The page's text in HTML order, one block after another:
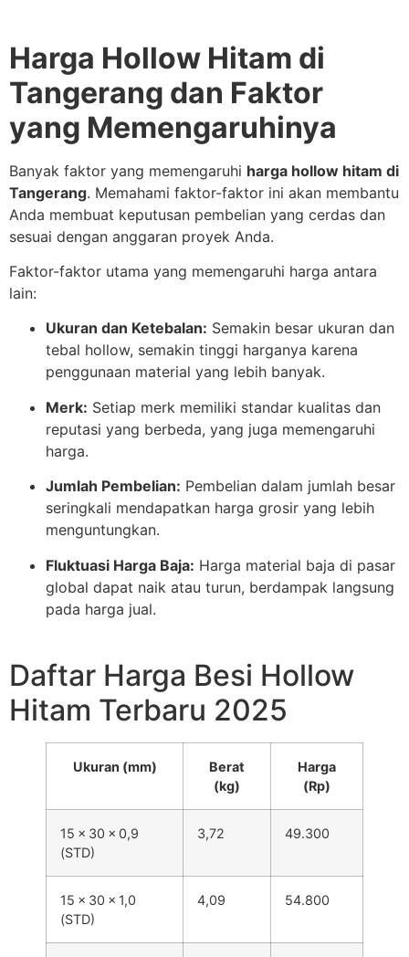
Harga Hollow Hitam di
Tangerang dan Faktor
yang Memengaruhinya
Banyak faktor yang memengaruhi harga hollow hitam di
Tangerang. Memahami faktor-faktor ini akan membantu
Anda membuat keputusan pembelian yang cerdas dan
sesuai dengan anggaran proyek Anda.
Faktor-faktor utama yang memengaruhi harga antara
lain:
Ukuran dan Ketebalan: Semakin besar ukuran dan
tebal hollow, semakin tinggi harganya karena
penggunaan material yang lebih banyak.
Merk: Setiap merk memiliki standar kualitas dan
reputasi yang berbeda, yang juga memengaruhi
harga.
Jumlah Pembelian: Pembelian dalam jumlah besar
seringkali mendapatkan harga grosir yang lebih
menguntungkan.
Fluktuasi Harga Baja: Harga material baja di pasar
global dapat naik atau turun, berdampak langsung
pada harga jual.
Daftar Harga Besi Hollow
Hitam Terbaru 2025
Ukuran (mm)
Berat
(kg)
Harga
(Rp)
15 × 30 × 0,9
(STD)
3,72 49.300
15 × 30 × 1,0
(STD)
4,09 54.800